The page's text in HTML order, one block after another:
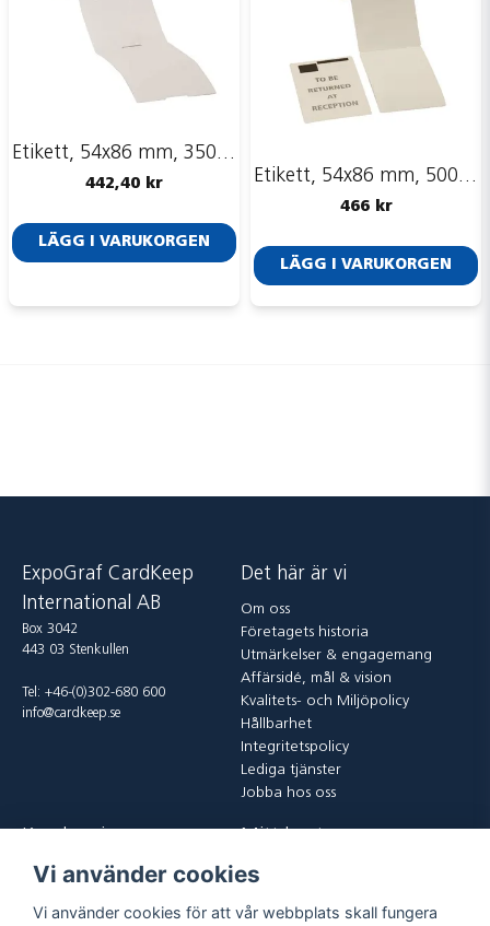
Etikett, 54x86 mm, 350 st
442,40 kr
LÄGG I VARUKORGEN
Etikett, 54x86 mm, 500 st
466 kr
LÄGG I VARUKORGEN
ExpoGraf CardKeep
International AB
Box 3042
443 03 Stenkullen
Tel: +46-(0)302-680 600
info@cardkeep.se
Det här är vi
Om oss
Företagets historia
Utmärkelser & engagemang
Affärsidé, mål & vision
Kvalitets- och Miljöpolicy
Hållbarhet
Integritetspolicy
Lediga tjänster
Jobba hos oss
Kontakta oss
Vanliga frågor
Logga in
Glömt lösenord?
Vi använder cookies
Vi använder cookies för att vår webbplats skall fungera